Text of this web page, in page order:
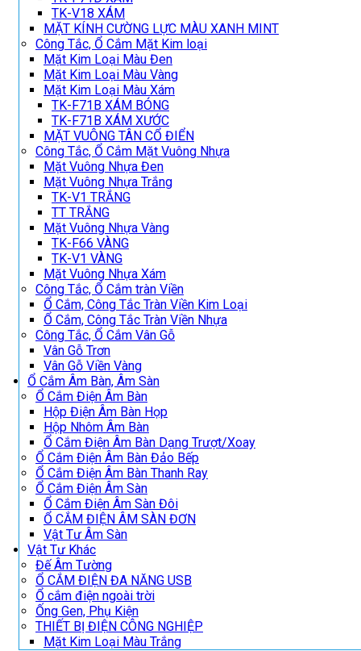
TK-V18 XÁM
MẶT KÍNH CƯỜNG LỰC MÀU XANH MINT
Công Tắc, Ổ Cắm Mặt Kim loại
Mặt Kim Loại Màu Đen
Mặt Kim Loại Màu Vàng
Mặt Kim Loại Màu Xám
TK-F71B XÁM BÓNG
TK-F71B XÁM XƯỚC
MẶT VUÔNG TÂN CỔ ĐIỂN
Công Tắc, Ổ Cắm Mặt Vuông Nhựa
Mặt Vuông Nhựa Đen
Mặt Vuông Nhựa Trắng
TK-V1 TRẮNG
TT TRẮNG
Mặt Vuông Nhựa Vàng
TK-F66 VÀNG
TK-V1 VÀNG
Mặt Vuông Nhựa Xám
Công Tắc, Ổ Cắm tràn Viền
Ổ Cắm, Công Tắc Tràn Viền Kim Loại
Ổ Cắm, Công Tắc Tràn Viền Nhựa
Công Tắc, Ổ Cắm Vân Gỗ
Vân Gỗ Trơn
Vân Gỗ Viền Vàng
Ổ Cắm Âm Bàn, Âm Sàn
Ổ Cắm Điện Âm Bàn
Hộp Điện Âm Bàn Họp
Hộp Nhôm Âm Bàn
Ổ Cắm Điện Âm Bàn Dạng Trượt/Xoay
Ổ Cắm Điện Âm Bàn Đảo Bếp
Ổ Cắm Điện Âm Bàn Thanh Ray
Ổ Cắm Điện Âm Sàn
Ổ Cắm Điện Âm Sàn Đôi
Ổ CẮM ĐIỆN ÂM SÀN ĐƠN
Vật Tư Âm Sàn
Vật Tư Khác
Đế Âm Tường
Ổ CẮM ĐIỆN ĐA NĂNG USB
Ổ cắm điện ngoài trời
Ống Gen, Phụ Kiện
THIẾT BỊ ĐIỆN CÔNG NGHIỆP
Mặt Kim Loại Màu Trắng